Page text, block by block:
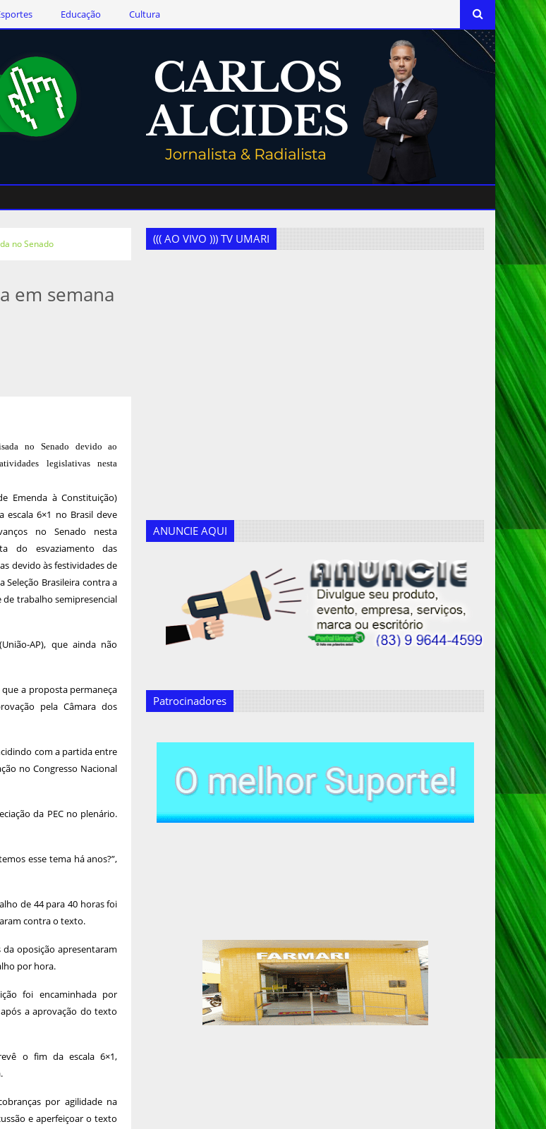
Educação Cultura
no Senado
em semana
no Senado devido ao
legislativas nesta
Emenda à Constituição)
6×1 no Brasil deve
no Senado nesta
do esvaziamento das
devido às festividades de
Seleção Brasileira contra a
de trabalho semipresencial
AP), que ainda não
a proposta permaneça
pela Câmara dos
com a partida entre
no Congresso Nacional
da PEC no plenário.
esse tema há anos?”,
de 44 para 40 horas foi
contra o texto.
oposição apresentaram
por hora.
foi encaminhada por
a aprovação do texto
o fim da escala 6×1,
por agilidade na
e aperfeiçoar o texto
((( AO VIVO ))) TV UMARI
ANUNCIE AQUI
Patrocinadores